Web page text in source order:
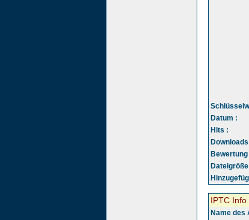
Datum :
Hits :
Bewertung
IPTC Info
Name des